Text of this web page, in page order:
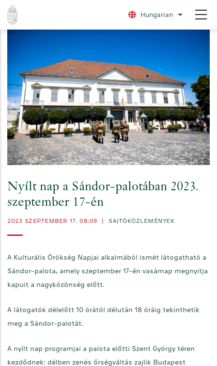
Ugrás
tartalomra
Hungarian További
Nyílt nap a Sándor-palotában 2023.
szeptember 17-én
2023 SZEPTEMBER 17. 08:09 SAJTÓKÖZLEMÉNYEK
A Kulturális Örökség Napjai alkalmából ismét látogatható a
Sándor-palota, amely szeptember 17-én vasárnap megnyitja
kapuit a nagyközönség előtt.
A látogatók délelőtt 10 órától délután 18 óráig tekinthetik
meg a Sándor-palotát.
A nyílt nap programjai a palota előtti Szent György téren
kezdődnek: délben zenés őrségváltás zajlik Budapest